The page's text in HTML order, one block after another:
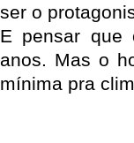
ser o
E pensar que
anos. Mas o
mínima pra